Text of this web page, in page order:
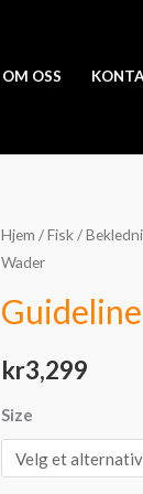
OM OSS
Hjem /Fisk/
Wader
kr3,299
Size
Guideline
Kaitum
Wader